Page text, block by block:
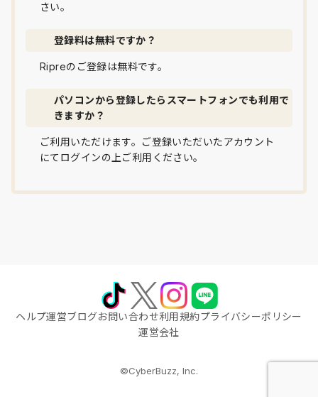
さい。
登録料は無料ですか？
Ripreのご登録は無料です。
パソコンから登録したらスマートフォンでも利用で
きますか？
ご利用いただけます。ご登録いただいたアカウント
にてログインの上ご利用ください。
ヘルプ運営ブログお問い合わせ利用規約プライバシーポリシー
運営会社
©CyberBuzz, Inc.